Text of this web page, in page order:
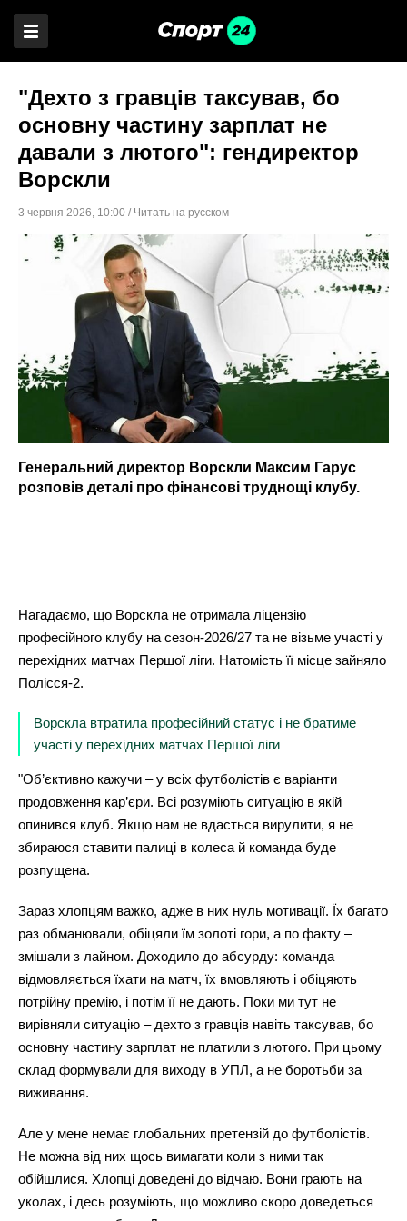
"Дехто з гравців таксував, бо
основну частину зарплат не
давали з лютого": гендиректор
Ворскли
3 червня 2026, 10:00 / Читать на русском
Генеральний директор Ворскли Максим Гарус
розповів деталі про фінансові труднощі клубу.
Нагадаємо, що Ворскла не отримала ліцензію
професійного клубу на сезон-2026/27 та не візьме участі у
перехідних матчах Першої ліги. Натомість її місце зайняло
Полісся-2.
Ворскла втратила професійний статус і не братиме
участі у перехідних матчах Першої ліги
"Об’єктивно кажучи – у всіх футболістів є варіанти
продовження кар’єри. Всі розуміють ситуацію в якій
опинився клуб. Якщо нам не вдасться вирулити, я не
збираюся ставити палиці в колеса й команда буде
розпущена.
Зараз хлопцям важко, адже в них нуль мотивації. Їх багато
раз обманювали, обіцяли їм золоті гори, а по факту –
змішали з лайном. Доходило до абсурду: команда
відмовляється їхати на матч, їх вмовляють і обіцяють
потрійну премію, і потім її не дають. Поки ми тут не
вирівняли ситуацію – дехто з гравців навіть таксував, бо
основну частину зарплат не платили з лютого. При цьому
склад формували для виходу в УПЛ, а не боротьби за
виживання.
Але у мене немає глобальних претензій до футболістів.
Не можна від них щось вимагати коли з ними так
обійшлися. Хлопці доведені до відчаю. Вони грають на
уколах, і десь розуміють, що можливо скоро доведеться